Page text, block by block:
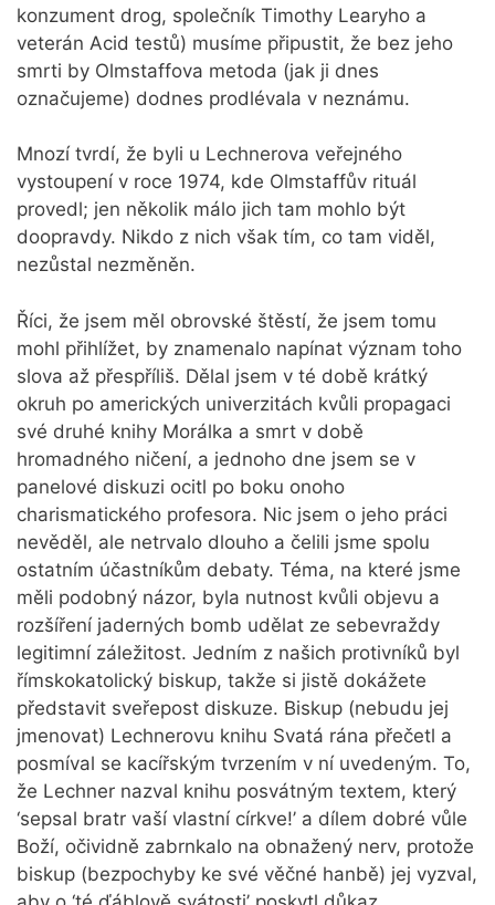
konzument drog, společník Timothy Learyho a
veterán Acid testů) musíme připustit, že bez jeho
smrti by Olmstaffova metoda (jak ji dnes
označujeme) dodnes prodlévala v neznámu.
Mnozí tvrdí, že byli u Lechnerova veřejného
vystoupení v roce 1974, kde Olmstaffův rituál
provedl; jen několik málo jich tam mohlo být
doopravdy. Nikdo z nich však tím, co tam viděl,
nezůstal nezměněn.
Říci, že jsem měl obrovské štěstí, že jsem tomu
mohl přihlížet, by znamenalo napínat význam toho
slova až přespříliš. Dělal jsem v té době krátký
okruh po amerických univerzitách kvůli propagaci
své druhé knihy Morálka a smrt v době
hromadného ničení, a jednoho dne jsem se v
panelové diskuzi ocitl po boku onoho
charismatického profesora. Nic jsem o jeho práci
nevěděl, ale netrvalo dlouho a čelili jsme spolu
ostatním účastníkům debaty. Téma, na které jsme
měli podobný názor, byla nutnost kvůli objevu a
rozšíření jaderných bomb udělat ze sebevraždy
legitimní záležitost. Jedním z našich protivníků byl
římskokatolický biskup, takže si jistě dokážete
představit sveřepost diskuze. Biskup (nebudu jej
jmenovat) Lechnerovu knihu Svatá rána přečetl a
posmíval se kacířským tvrzením v ní uvedeným. To,
že Lechner nazval knihu posvátným textem, který
‘sepsal bratr vaší vlastní církve!’ a dílem dobré vůle
Boží, očividně zabrnkalo na obnažený nerv, protože
biskup (bezpochyby ke své věčné hanbě) jej vyzval,